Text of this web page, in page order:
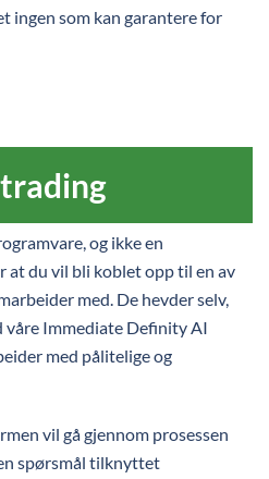
ingen som kan garantere for
og ikke en
du vil bli koblet opp til en av
med. De hevder selv,
våre Immediate Definity AI
med pålitelige og
vil gå gjennom prosessen
spørsmål tilknyttet